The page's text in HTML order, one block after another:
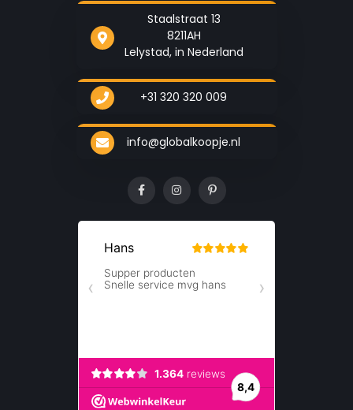
Staalstraat 13
8211AH
Lelystad, in Nederland
+31 320 320 009
info@globalkoopje.nl